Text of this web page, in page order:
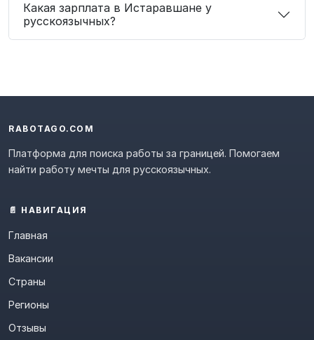
Какая зарплата в Истаравшане у
русскоязычных?
RABOTAGO.COM
Платформа для поиска работы за границей. Помогаем
найти работу мечты для русскоязычных.
📄 НАВИГАЦИЯ
Главная
Вакансии
Страны
Регионы
Отзывы